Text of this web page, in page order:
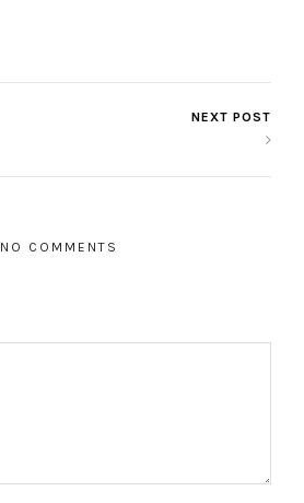
NEXT POST
NO COMMENTS